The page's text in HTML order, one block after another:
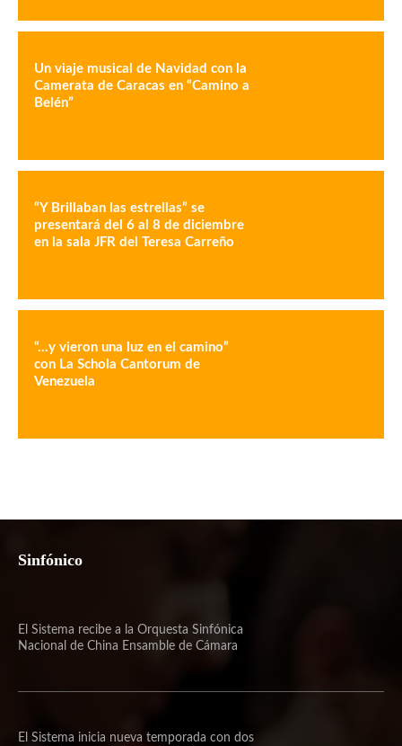
Un viaje musical de Navidad con la
Camerata de Caracas en “Camino a
Belén”
“Y Brillaban las estrellas” se
presentará del 6 al 8 de diciembre
en la sala JFR del Teresa Carreño
“…y vieron una luz en el camino”
con La Schola Cantorum de
Venezuela
Sinfónico
El Sistema recibe a la Orquesta Sinfónica
Nacional de China Ensamble de Cámara
El Sistema inicia nueva temporada con dos